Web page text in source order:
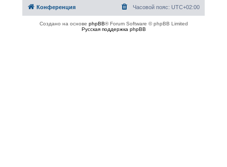
Конференция Часовой пояс: UTC+02:00
Создано на основе phpBB® Forum Software © phpBB Limited
Русская поддержка phpBB